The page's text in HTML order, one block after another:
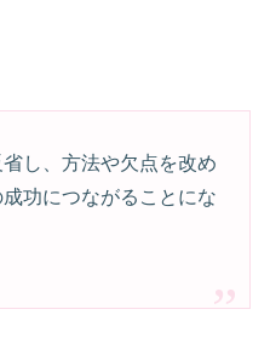
し、方法や欠点を改め
功につながることにな